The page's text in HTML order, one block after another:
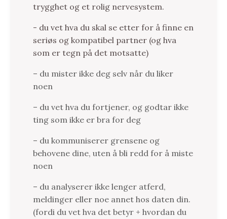
trygghet og et rolig nervesystem.
- du vet hva du skal se etter for å finne en
seriøs og kompatibel partner (og hva
som er tegn på det motsatte)
– du mister ikke deg selv når du liker
noen
– du vet hva du fortjener, og godtar ikke
ting som ikke er bra for deg
– du kommuniserer grensene og
behovene dine, uten å bli redd for å miste
noen
– du analyserer ikke lenger atferd,
meldinger eller noe annet hos daten din.
(fordi du vet hva det betyr + hvordan du